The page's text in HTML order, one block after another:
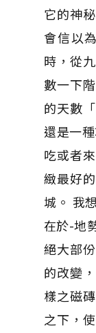
它的神
會信以
時，從
數一下
的天數
還是一
吃或者
緻最好
城。 我
在於-地
絕大部
的改變
樣之磁
之下，